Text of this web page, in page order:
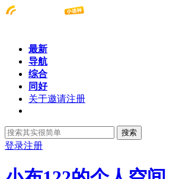
最新
导航
综合
同好
关于邀请注册
搜索
登录注册